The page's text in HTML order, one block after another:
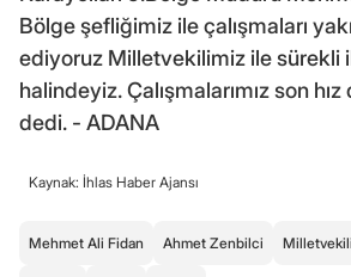
Bölge şefliğimiz ile çalışmaları
ediyoruz Milletvekilimiz ile sürekli
halindeyiz. Çalışmalarımız son
dedi. - ADANA
Kaynak: İhlas Haber Ajansı
Mehmet Ali Fidan Ahmet Zenbilci Milletvekili